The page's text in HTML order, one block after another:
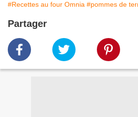
#Recettes au four Omnia #pommes de
Partager